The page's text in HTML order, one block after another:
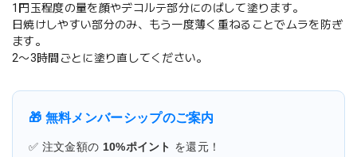
1円玉程度の量を顔やデコルテ部分にのばして塗ります。
日焼けしやすい部分のみ、もう一度薄く重ねることでムラを防ぎ
ます。
2〜3時間ごとに塗り直してください。
🎁 無料メンバーシップのご案内
✅ 注文金額の 10%ポイント を還元！